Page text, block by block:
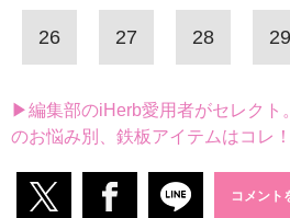
26 27 28 29
▶編集部のiHerb愛用者がセレクト
のお悩み別、鉄板アイテムはコレ！
コメント